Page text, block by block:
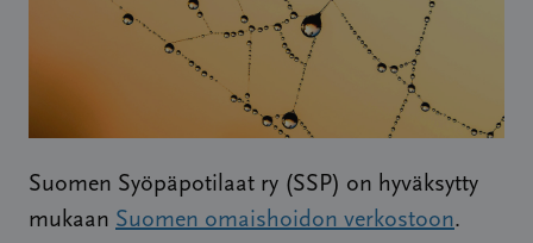
Suomen Syöpäpotilaat ry (SSP) on hyväksytty
mukaan Suomen omaishoidon verkostoon.